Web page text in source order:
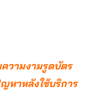
วามงามรูดบัตร
หาหลังใช้บริการ